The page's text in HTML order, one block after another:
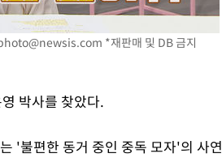
*재판매 및 DB 금지
박사를 찾았다.
'불편한 동거 중인 중독 모자'의 사연